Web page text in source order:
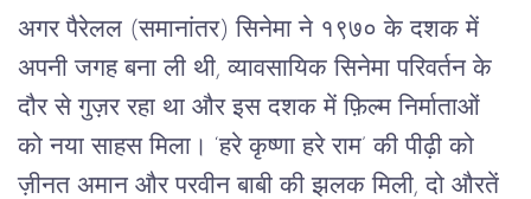
अगर पैरेलल (समानांतर) सिनेमा ने १९७० के दशक में
अपनी जगह बना ली थी, व्यावसायिक सिनेमा परिवर्तन के
दौर से गुज़र रहा था और इस दशक में फ़िल्म निर्माताओं
को नया साहस मिला। ‘हरे कृष्णा हरे राम’ की पीढ़ी को
ज़ीनत अमान और परवीन बाबी की झलक मिली, दो औरतें